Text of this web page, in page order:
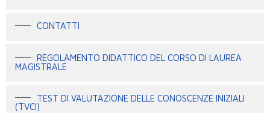
CONTATTI
REGOLAMENTO DIDATTICO DEL CORSO DI LAUREA
MAGISTRALE
TEST DI VALUTAZIONE DELLE CONOSCENZE INIZIALI
(TVCI)